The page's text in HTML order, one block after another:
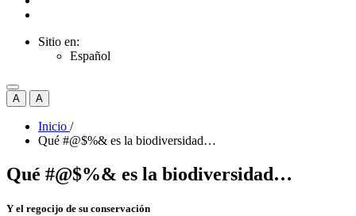
Sitio en:
Español
A A
Inicio /
Qué #@$%& es la biodiversidad…
Qué #@$%& es la biodiversidad…
Y el regocijo de su conservación